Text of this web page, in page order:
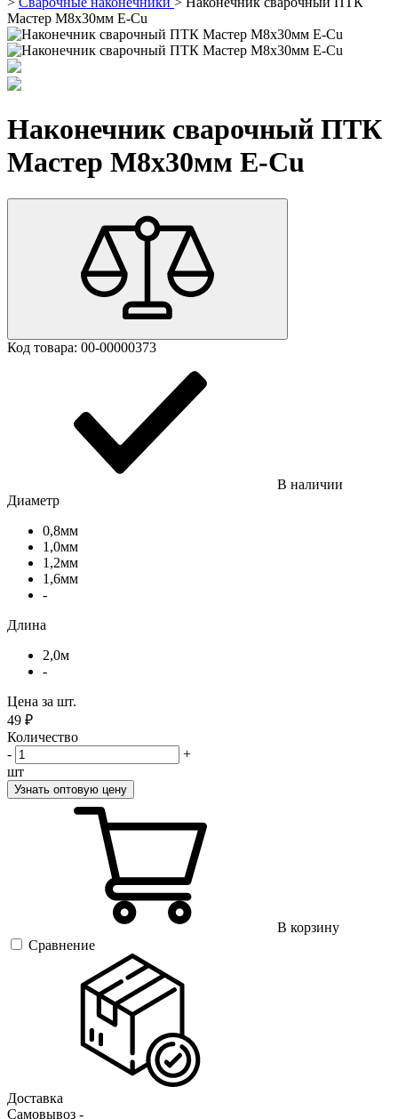
Мастер М8х30мм E-Cu
Наконечник сварочный ПТК
Мастер М8х30мм E-Cu
Код товара: 00-00000373
В наличии
Диаметр
0,8мм
1,0мм
1,2мм
1,6мм
-
Длина
2,0м
-
Цена за шт.
49 ₽
Количество
-
+
шт
Узнать оптовую цену
В корзину
Сравнение
Доставка
Самовывоз -